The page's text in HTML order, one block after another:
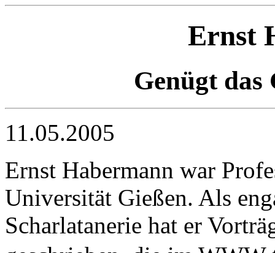
Ernst
Genügt das
11.05.2005
Ernst Habermann war
Universität Gießen. Als
Scharlatanerie hat er